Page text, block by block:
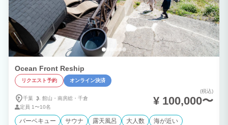
Ocean Front Reship
リクエスト予約 オンライン決済
千葉 館山・ 南房総・ 千倉
定員 1〜10名
(税込)
¥ 100,000〜
バーベキュー サウナ 露天風呂 大人数 海が近い